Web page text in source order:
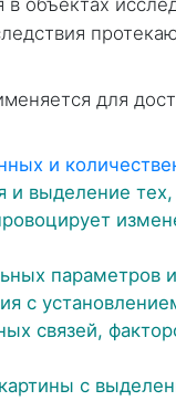
в объектах
для
и
и выделение тех,
параметров
с
связей,
с